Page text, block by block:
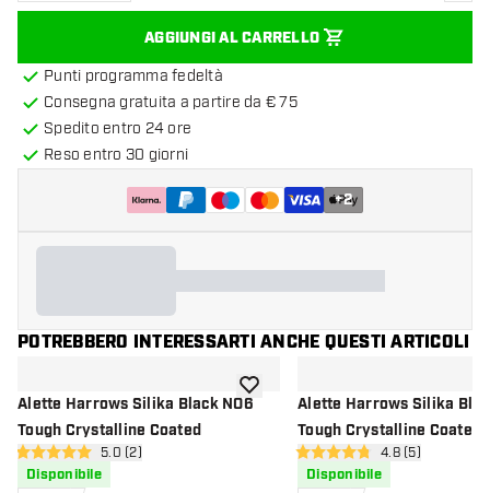
AGGIUNGI AL CARRELLO
Punti programma fedeltà
Consegna gratuita a partire da € 75
Spedito entro 24 ore
Reso entro 30 giorni
+2
POTREBBERO INTERESSARTI ANCHE QUESTI ARTICOLI
Alette Harrows Silika Black NO6
Tough Crystalline Coated
apri pannello recensioni
5 stelle di valutazione
5.0 (2)
Disponibile
aggiungi alla lista dei desideri
Alette Harrows Silika
Tough Crystalline Coated
apri pannello
4.8 stelle di valutazione
4.8 (5)
Disponibile